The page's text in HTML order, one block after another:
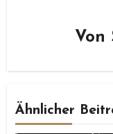
Von
Ähnlicher